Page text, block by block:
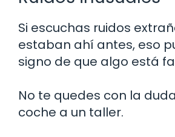
Si escuchas ruidos
estaban ahí antes, eso
signo de que algo está
No te quedes con la
coche a un taller.